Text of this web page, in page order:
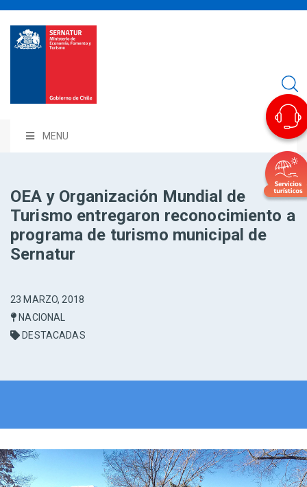
MENU
OEA y Organización Mundial de
Turismo entregaron reconocimiento a
programa de turismo municipal de
Sernatur
23 MARZO, 2018
NACIONAL
DESTACADAS